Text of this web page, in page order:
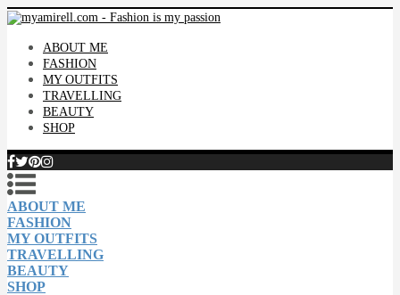
ABOUT ME
FASHION
MY OUTFITS
TRAVELLING
BEAUTY
SHOP
ABOUT ME
FASHION
MY OUTFITS
TRAVELLING
BEAUTY
SHOP